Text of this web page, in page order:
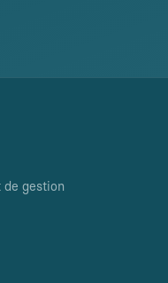
de gestion